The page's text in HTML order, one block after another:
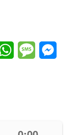
WhatsApp